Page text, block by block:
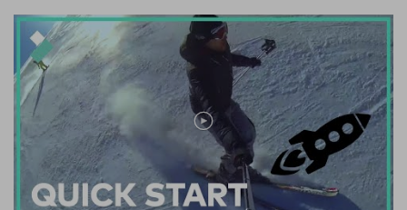
Video-Prompts
Über 100 heiße Video-
Prompts – schnell ähnliche
Videos erstellen
Meisterkurs
Beherrschen Sie
fortgeschrittene
Videobearbeitungsfähigkeiten
Kickstart Bootcamp
Lernen, ausdrücken und
erweitern Sie Ihre
DIY-Spezialeffekte
Erfahren Sie, wie Sie einen
Spezialeffekt erzeugen
Erste Schritte
Kunden-Support
Über
Über Uns
Unsere Mission, Geschichte
und Kunden
Bewertungen
Finden Sie mehr über Filmora
Nachrichten und
Bewertungen
KAUFEN Anmelden
Suchen